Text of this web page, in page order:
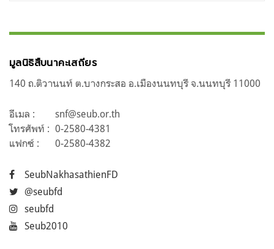
มูลนิธิสืบนาคะเสถียร
140 ถ.ติวานนท์ ต.บางกระสอ อ.เมืองนนทบุรี จ.นนทบุรี 11000
อีเมล :
snf@seub.or.th
โทรศัพท์ : 0-2580-4381
แฟกซ์ :
0-2580-4382
SeubNakhasathienFD
@seubfd
seubfd
Seub2010